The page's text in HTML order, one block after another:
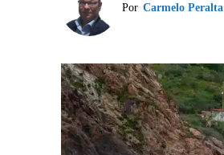
Por Carmelo Peralta